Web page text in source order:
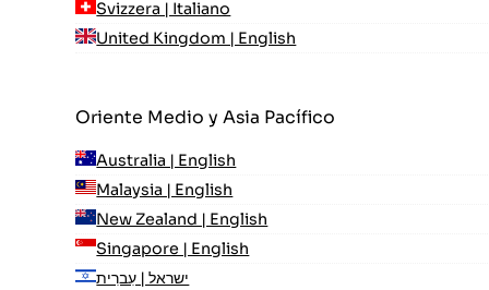
Svizzera | Italiano
United Kingdom | English
Oriente Medio y Asia Pacífico
Australia | English
Malaysia | English
New Zealand | English
Singapore | English
ישראל | עִברִית